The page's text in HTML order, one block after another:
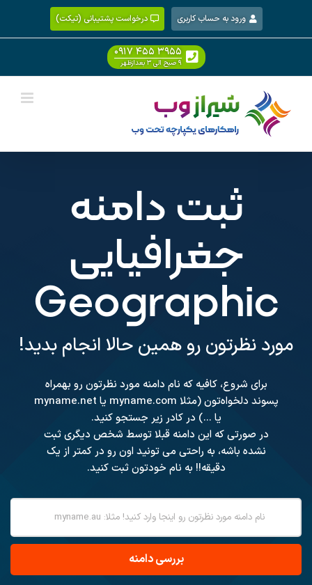
content
ورود به حساب کاربری درخواست پشتیبانی (تیکت)
۰۹۱۷ ۴۵۵ ۳۹۵۵
۹ صبح الی ۳ بعدازظهر
ثبت دامنه
جغرافیایی
Geographic
مورد نظرتون رو همین حالا انجام بدید!
برای شروع، کافیه که نام دامنه مورد نظرتون رو بهمراه
پسوند دلخواه‌تون (مثلا myname.com یا myname.net
یا ...) در کادر زیر جستجو کنید.
در صورتی که این دامنه قبلا توسط شخص دیگری ثبت
نشده باشه، به راحتی می تونید اون رو در کمتر از یک
دقیقه!! به نام خودتون ثبت کنید.